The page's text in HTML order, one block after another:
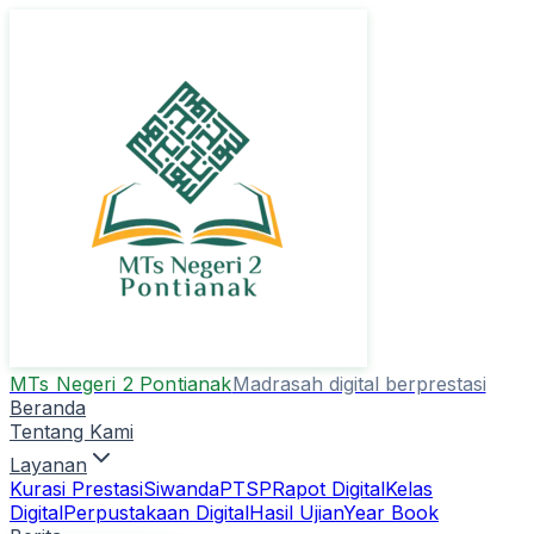
MTs Negeri 2 PontianakMadrasah digital berprestasi
Beranda
Tentang Kami
Layanan
Kurasi PrestasiSiwandaPTSPRapot DigitalKelas
DigitalPerpustakaan DigitalHasil UjianYear Book